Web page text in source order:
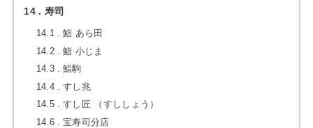
14 寿司
14.1
鮨 あら田
14.2
鮨 小じま
14.3
鮨駒
14.4
すし兆
14.5
すし匠 （すししょう）
14.6
宝寿司分店